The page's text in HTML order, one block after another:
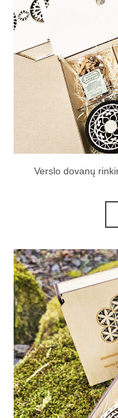
Verslo dovanų